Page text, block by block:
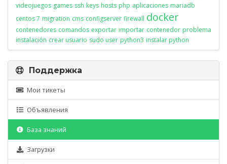
videojuegos games ssh keys hosts php aplicaciones mariadb
centos 7 migration cms configserver firewall docker
contenedores comandos exportar importar contenedor problema
instalación crear usuario sudo user python3 instalar python
Поддержка
Мои тикеты
Объявления
База знаний
Загрузки